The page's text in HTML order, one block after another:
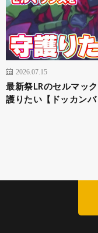
2026.07.15
最新祭LRのセルマッ
護りたい【ドッカンバ